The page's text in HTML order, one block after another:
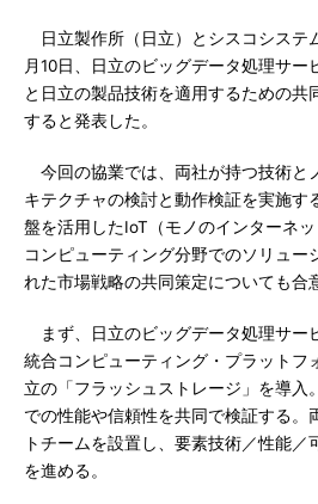
日立製作所（日立）とシスコシステ
月10日、日立のビッグデータ処理サー
と日立の製品技術を適用するための共
すると発表した。
今回の協業では、両社が持つ技術と
キテクチャの検討と動作検証を実施す
盤を活用したIoT（モノのインターネ
コンピューティング分野でのソリュー
れた市場戦略の共同策定についても合
まず、日立のビッグデータ処理サー
統合コンピューティング・プラットフ
立の「フラッシュストレージ」を導入
での性能や信頼性を共同で検証する。
トチームを設置し、要素技術／性能
を進める。